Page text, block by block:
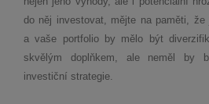
do něj investovat, mějte na paměti,
a vaše portfolio by mělo být
skvělým doplňkem, ale neměl by
investiční strategie.